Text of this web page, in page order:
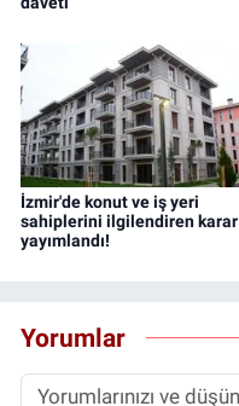
İzmir'de konut ve iş yeri
sahiplerini ilgilendiren karar
yayımlandı!
Yorumlar